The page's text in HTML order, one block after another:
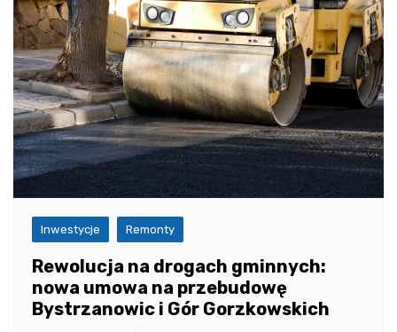
Inwestycje Remonty
Rewolucja na drogach gminnych:
nowa umowa na przebudowę
Bystrzanowic i Gór Gorzkowskich